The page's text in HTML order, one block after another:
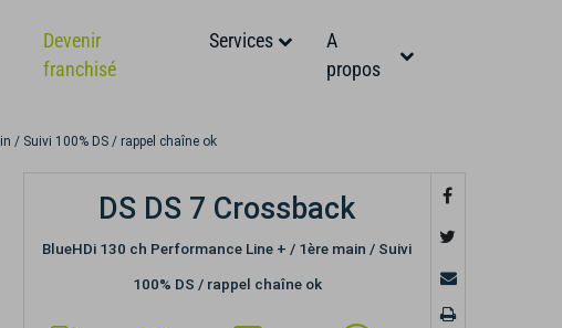
Devenir
franchisé
Services
A
propos
/ Suivi 100% DS / rappel chaîne ok
DS DS 7 Crossback
BlueHDi 130 ch Performance Line + / 1ère main / Suivi
100% DS / rappel chaîne ok